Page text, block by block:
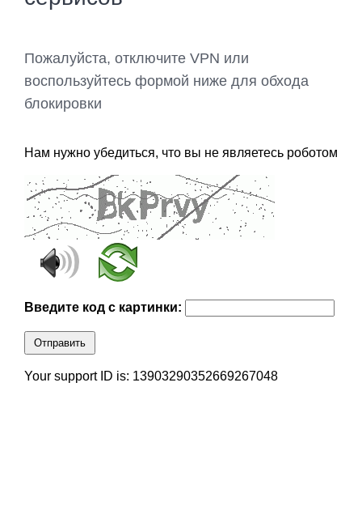
Пожалуйста, отключите VPN или
воспользуйтесь формой ниже для обхода
блокировки
Нам нужно убедиться, что вы не являетесь роботом
Введите код с картинки:
Отправить
Your support ID is: 13903290352669267048